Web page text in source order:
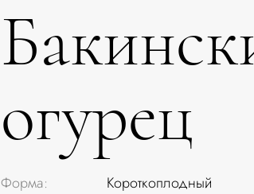
огурец
Форма:
Короткоплодный